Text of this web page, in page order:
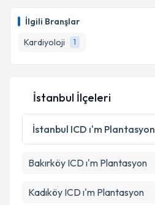
İlgili Branşlar
Kardiyoloji
1
İstanbul İlçeleri
İstanbul ICD ı'm Plantasyon
Bakırköy ICD ı'm Plantasyon
Kadıköy ICD ı'm Plantasyon